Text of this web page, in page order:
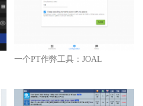
一个PT作弊工具：JOAL